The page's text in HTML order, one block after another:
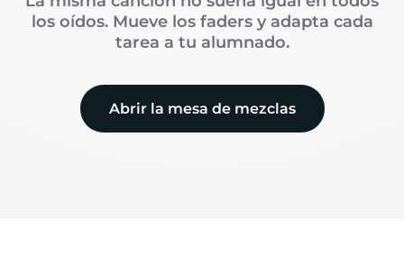
los oídos. Mueve los faders y adapta cada
tarea a tu alumnado.
Abrir la mesa de mezclas